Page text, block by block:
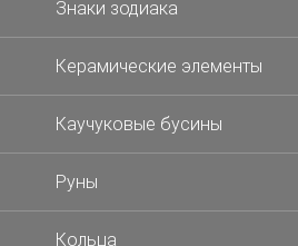
Знаки зодиака
Керамические элементы
Каучуковые бусины
Руны
Кольца